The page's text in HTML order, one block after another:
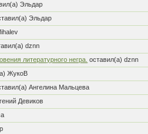
Эльдар
Эльдар
dznn
литературного негра. оставил(а) dznn
ЖукоВ
Ангелина Мальцева
Девиков